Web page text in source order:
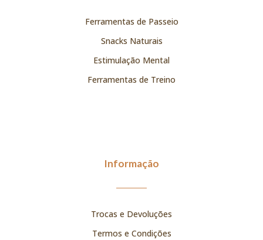
Ferramentas de Passeio
Snacks Naturais
Estimulação Mental
Ferramentas de Treino
Informação
Trocas e Devoluções
Termos e Condições